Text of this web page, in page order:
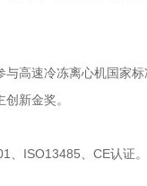
速冷冻离心机国家
新金奖。
ISO13485、CE认证。